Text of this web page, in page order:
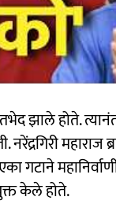
झाले होते.
नरेंद्रगिरी
केले होते.